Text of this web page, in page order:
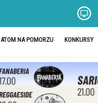
ATOM NA POMORZU KONKURSY